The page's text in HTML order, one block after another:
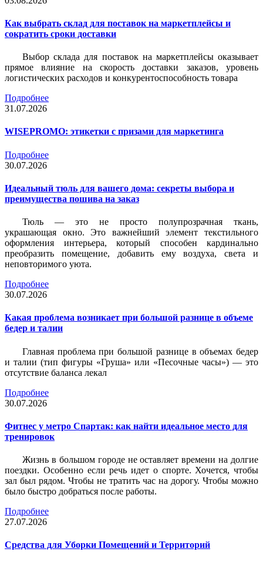
Как выбрать склад для поставок на маркетплейсы и
сократить сроки доставки
Выбор склада для поставок на маркетплейсы оказывает
прямое влияние на скорость доставки заказов, уровень
логистических расходов и конкурентоспособность товара
Подробнее
31.07.2026
WISEPROMO: этикетки с призами для маркетинга
Подробнее
30.07.2026
Идеальный тюль для вашего дома: секреты выбора и
преимущества пошива на заказ
Тюль — это не просто полупрозрачная ткань,
украшающая окно. Это важнейший элемент текстильного
оформления интерьера, который способен кардинально
преобразить помещение, добавить ему воздуха, света и
неповторимого уюта.
Подробнее
30.07.2026
Какая проблема возникает при большой разнице в объеме
бедер и талии
Главная проблема при большой разнице в объемах бедер
и талии (тип фигуры «Груша» или «Песочные часы») — это
отсутствие баланса лекал
Подробнее
30.07.2026
Фитнес у метро Спартак: как найти идеальное место для
тренировок
Жизнь в большом городе не оставляет времени на долгие
поездки. Особенно если речь идет о спорте. Хочется, чтобы
зал был рядом. Чтобы не тратить час на дорогу. Чтобы можно
было быстро добраться после работы.
Подробнее
27.07.2026
Средства для Уборки Помещений и Территорий